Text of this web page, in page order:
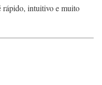
rápido, intuitivo e muito